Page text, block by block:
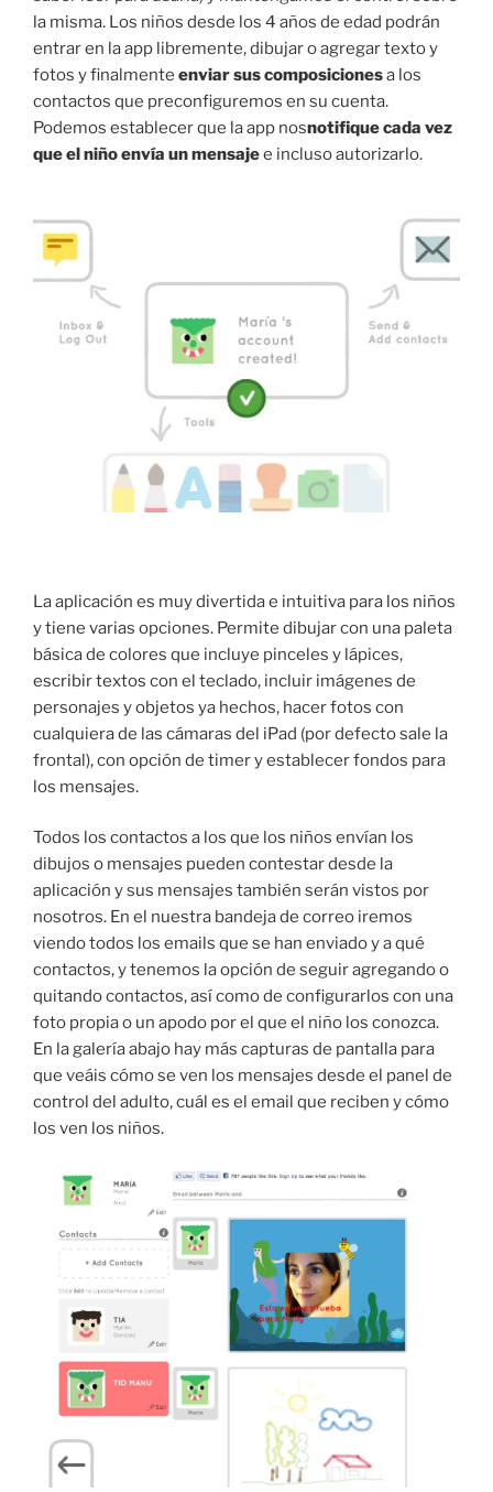
la misma. Los niños desde los 4 años de edad podrán
entrar en la app libremente, dibujar o agregar texto y
fotos y finalmente enviar sus composicionesa los
contactos que preconfiguremos en su cuenta.
Podemos establecer que la app nosnotifique cada vez
que el niño envía un mensajee incluso autorizarlo.
La aplicación es muy divertida e intuitiva para los niños
y tiene varias opciones. Permite dibujar con una paleta
básica de colores que incluye pinceles y lápices,
escribir textos con el teclado, incluir imágenes de
personajes y objetos ya hechos, hacer fotos con
cualquiera de las cámaras del iPad (por defecto sale la
frontal), con opción de timer y establecer fondos para
los mensajes.
Todos los contactos a los que los niños envían los
dibujos o mensajes pueden contestar desde la
aplicación y sus mensajes también serán vistos por
nosotros. En el nuestra bandeja de correo iremos
viendo todos los emails que se han enviado y a qué
contactos, y tenemos la opción de seguir agregando o
quitando contactos, así como de configurarlos con una
foto propia o un apodo por el que el niño los conozca.
En la galería abajo hay más capturas de pantalla para
que veáis cómo se ven los mensajes desde el panel de
control del adulto, cuál es el email que reciben y cómo
los ven los niños.